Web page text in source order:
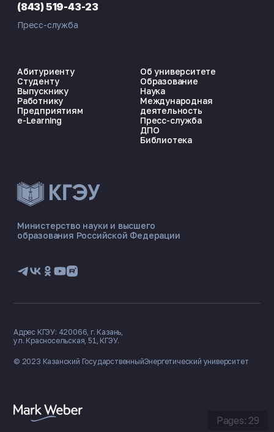
Министерство науки и высшего
образования Российской Федерации
Абитуриенту
Студенту
Выпускнику
Работнику
Предприятиям
e-Learning
Об университете
Образование
Наука
Международная
деятельность
Пресс-служба
ДПО
Библиотека
(843) 519-43-23
Пресс-служба
© 2023 Казанский ГосударственныйЭнергетический университет
Адрес КГЭУ: 420066, г. Казань,
ул. Красносельская, 51, КГЭУ.
Pages: 29